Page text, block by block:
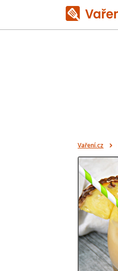
Vaření.cz